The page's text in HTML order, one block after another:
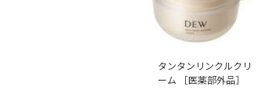
タンタンリンクルクリ
ーム ［医薬部外品］